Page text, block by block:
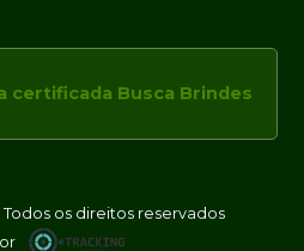
certificada Busca Brindes
os direitos reservados